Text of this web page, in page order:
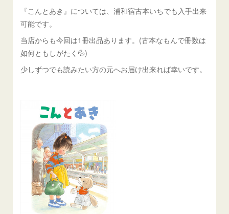
『こんとあき』については、浦和宿古本いちでも入手出来
可能です。
当店からも今回は1冊出品あります。(古本なもんで冊数は
如何ともしがたく💦)
少しずつでも読みたい方の元へお届け出来れば幸いです。